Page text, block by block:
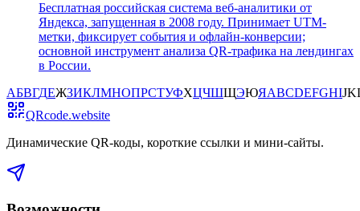
Бесплатная российская система веб-аналитики от
Яндекса, запущенная в 2008 году. Принимает UTM-
метки, фиксирует события и офлайн-конверсии;
основной инструмент анализа QR-трафика на лендингах
в России.
АБВГДЕЖЗИКЛМНОПРСТУФХЦЧШЩЭЮЯABCDEFGHIJK
QRcode.website
Динамические QR-коды, короткие ссылки и мини-сайты.